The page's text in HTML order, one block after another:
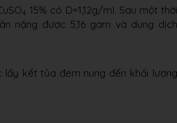
4 15% có D=1,12g/ml. Sau một
nặng được 5,16 gam và dung dịch
lấy kết tủa đem nung đến khối lượng